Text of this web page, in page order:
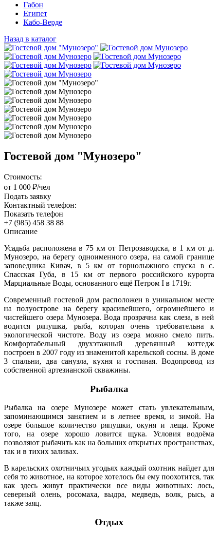
Габон
Египет
Кабо-Верде
Назад в каталог
Гостевой дом "Мунозеро"
Стоимость:
от 1 000 ₽/чел
Подать заявку
Контактный телефон:
Показать телефон
+7 (985) 458 38 88
Описание
Усадьба расположена в 75 км от Петрозаводска, в 1 км от д.
Мунозеро, на берегу одноименного озера, на самой границе
заповедника Кивач, в 5 км от горнолыжного спуска в с.
Спасская Губа, в 15 км от первого российского курорта
Марциальные Воды, основанного ещё Петром I в 1719г.
Современный гостевой дом расположен в уникальном месте
на полуострове на берегу красивейшего, огромнейшего и
чистейшего озера Мунозера. Вода прозрачна как слеза, в ней
водится ряпушка, рыба, которая очень требовательна к
экологической чистоте. Воду из озера можно смело пить.
Комфортабельный двухэтажный деревянный коттедж
построен в 2007 году из знаменитой карельской сосны. В доме
3 спальни, два санузла, кухня и гостиная. Водопровод из
собственной артезианской скважины.
Рыбалка
Рыбалка на озере Мунозере может стать увлекательным,
запоминающимся занятием и в летнее время, и зимой. На
озере большое количество ряпушки, окуня и леща. Кроме
того, на озере хорошо ловится щука. Условия водоёма
позволяют рыбачить как на больших открытых пространствах,
так и в тихих заливах.
В карельских охотничьих угодьях каждый охотник найдет для
себя то животное, на которое хотелось бы ему поохотится, так
как здесь живут практически все виды животных: лось,
северный олень, росомаха, выдра, медведь, волк, рысь, а
также заяц.
Отдых